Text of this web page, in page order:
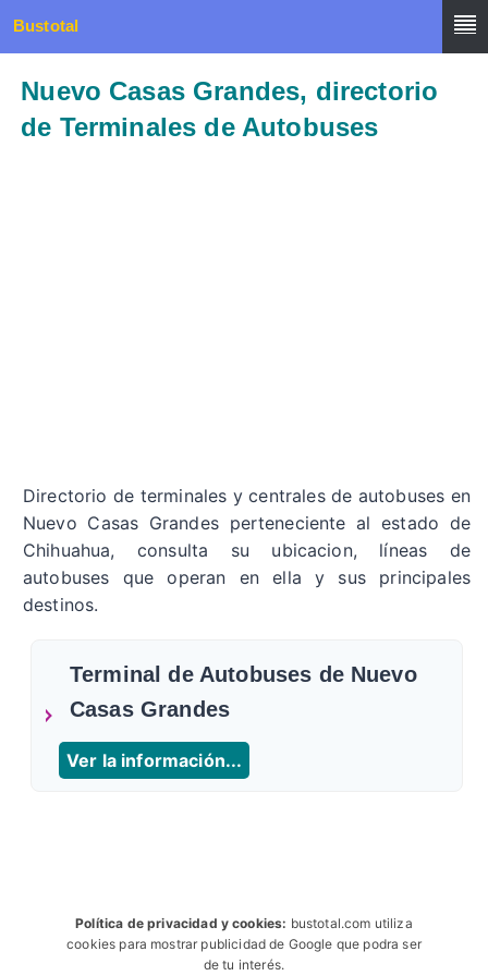
Bustotal
Nuevo Casas Grandes, directorio
de Terminales de Autobuses
Directorio de terminales y centrales de autobuses en
Nuevo Casas Grandes perteneciente al estado de
Chihuahua, consulta su ubicacion, líneas de
autobuses que operan en ella y sus principales
destinos.
Terminal de Autobuses de Nuevo
Casas Grandes
Ver la información...
Política de privacidad y cookies: bustotal.com utiliza
cookies para mostrar publicidad de Google que podra ser
de tu interés.